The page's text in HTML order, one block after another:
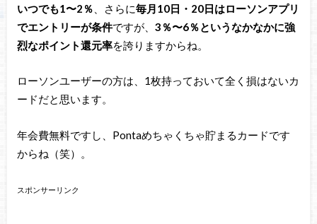
いつでも1〜2％ 、さらに毎月10日・20日はローソンアプリ
でエントリーが条件ですが、 3％〜6％というなかなかに強
烈なポイント還元率を誇りますからね。
ローソンユーザーの方は、1枚持っておいて全く損はないカ
ードだと思います。
年会費無料ですし、Pontaめちゃくちゃ貯まるカードです
からね（笑）。
スポンサーリンク